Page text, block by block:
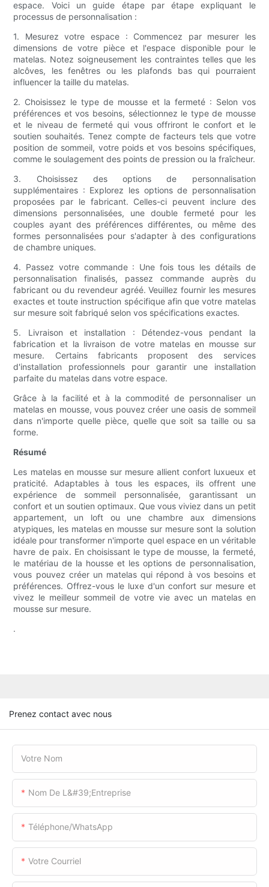
espace. Voici un guide étape par étape expliquant le
processus de personnalisation :
1. Mesurez votre espace : Commencez par mesurer les
dimensions de votre pièce et l'espace disponible pour le
matelas. Notez soigneusement les contraintes telles que les
alcôves, les fenêtres ou les plafonds bas qui pourraient
influencer la taille du matelas.
2. Choisissez le type de mousse et la fermeté : Selon vos
préférences et vos besoins, sélectionnez le type de mousse
et le niveau de fermeté qui vous offriront le confort et le
soutien souhaités. Tenez compte de facteurs tels que votre
position de sommeil, votre poids et vos besoins spécifiques,
comme le soulagement des points de pression ou la fraîcheur.
3. Choisissez des options de personnalisation
supplémentaires : Explorez les options de personnalisation
proposées par le fabricant. Celles-ci peuvent inclure des
dimensions personnalisées, une double fermeté pour les
couples ayant des préférences différentes, ou même des
formes personnalisées pour s'adapter à des configurations
de chambre uniques.
4. Passez votre commande : Une fois tous les détails de
personnalisation finalisés, passez commande auprès du
fabricant ou du revendeur agréé. Veuillez fournir les mesures
exactes et toute instruction spécifique afin que votre matelas
sur mesure soit fabriqué selon vos spécifications exactes.
5. Livraison et installation : Détendez-vous pendant la
fabrication et la livraison de votre matelas en mousse sur
mesure. Certains fabricants proposent des services
d'installation professionnels pour garantir une installation
parfaite du matelas dans votre espace.
Grâce à la facilité et à la commodité de personnaliser un
matelas en mousse, vous pouvez créer une oasis de sommeil
dans n'importe quelle pièce, quelle que soit sa taille ou sa
forme.
Résumé
Les matelas en mousse sur mesure allient confort luxueux et
praticité. Adaptables à tous les espaces, ils offrent une
expérience de sommeil personnalisée, garantissant un
confort et un soutien optimaux. Que vous viviez dans un petit
appartement, un loft ou une chambre aux dimensions
atypiques, les matelas en mousse sur mesure sont la solution
idéale pour transformer n'importe quel espace en un véritable
havre de paix. En choisissant le type de mousse, la fermeté,
le matériau de la housse et les options de personnalisation,
vous pouvez créer un matelas qui répond à vos besoins et
préférences. Offrez-vous le luxe d'un confort sur mesure et
vivez le meilleur sommeil de votre vie avec un matelas en
mousse sur mesure.
.
Prenez contact avec nous
Votre Nom
Nom De L&#39;entreprise
Téléphone/WhatsApp
Votre Courriel